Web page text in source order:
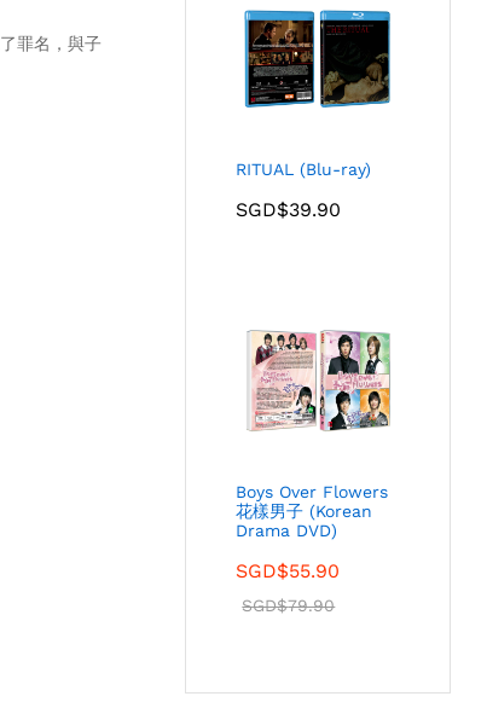
罪名，與子
RITUAL (Blu-ray)
SGD$39.90
Boys Over Flowers
花樣男子 (Korean
Drama DVD)
SGD$55.90
SGD$79.90